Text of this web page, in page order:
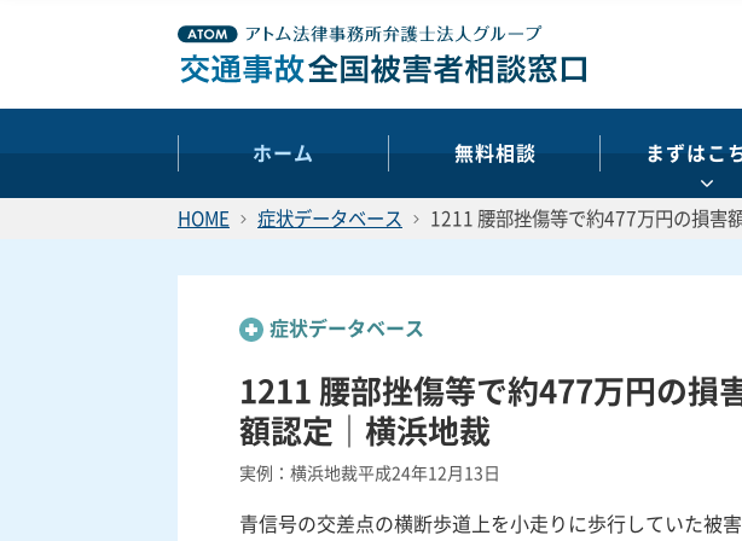
ホーム 無料相談 まずはこ
HOME 症状データベース 1211 腰部挫傷等で約477万円の損害
症状データベース
1211 腰部挫傷等で約477万円の損
額認定｜横浜地裁
実例：横浜地裁平成24年12月13日
青信号の交差点の横断歩道上を小走りに歩行していた被